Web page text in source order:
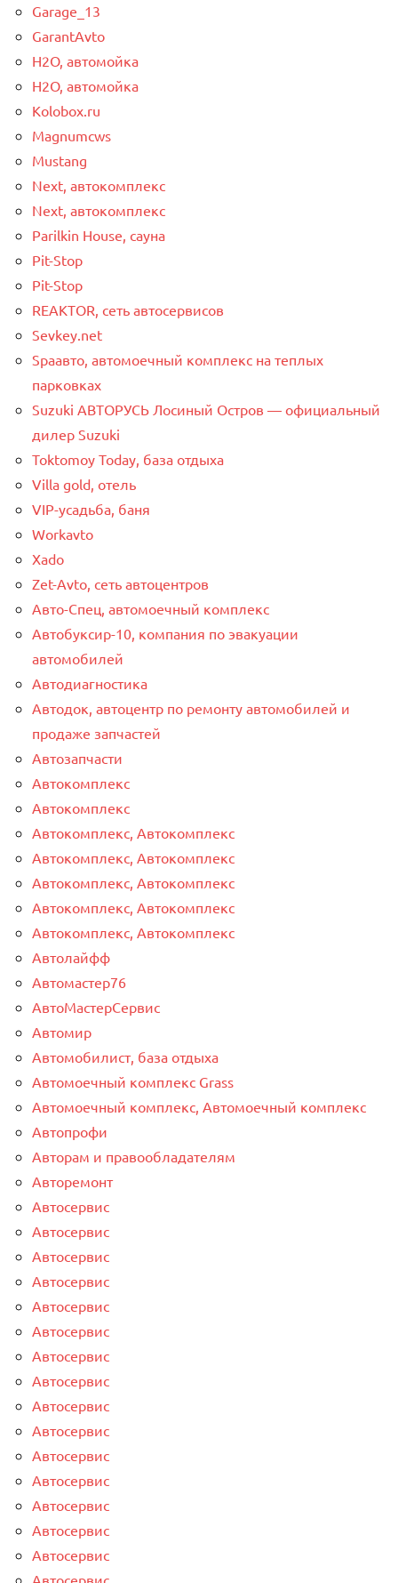
Garage_13
GarantAvto
H2O, автомойка
H2O, автомойка
Kolobox.ru
Magnumcws
Mustang
Next, автокомплекс
Next, автокомплекс
Parilkin House, сауна
Pit-Stop
Pit-Stop
REAKTOR, сеть автосервисов
Sevkey.net
Spaавто, автомоечный комплекс на теплых
парковках
Suzuki АВТОРУСЬ Лосиный Остров — официальный
дилер Suzuki
Toktomoy Today, база отдыха
Villa gold, отель
VIP-усадьба, баня
Workavto
Xado
Zet-Avto, сеть автоцентров
Авто-Спец, автомоечный комплекс
Автобуксир-10, компания по эвакуации
автомобилей
Автодиагностика
Автодок, автоцентр по ремонту автомобилей и
продаже запчастей
Автозапчасти
Автокомплекс
Автокомплекс
Автокомплекс, Автокомплекс
Автокомплекс, Автокомплекс
Автокомплекс, Автокомплекс
Автокомплекс, Автокомплекс
Автокомплекс, Автокомплекс
Автолайфф
Автомастер76
АвтоМастерСервис
Автомир
Автомобилист, база отдыха
Автомоечный комплекс Grass
Автомоечный комплекс, Автомоечный комплекс
Автопрофи
Авторам и правообладателям
Авторемонт
Автосервис
Автосервис
Автосервис
Автосервис
Автосервис
Автосервис
Автосервис
Автосервис
Автосервис
Автосервис
Автосервис
Автосервис
Автосервис
Автосервис
Автосервис
Автосервис